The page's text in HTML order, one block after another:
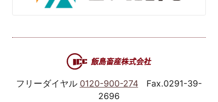
フリーダイヤル 0120-900-274
Fax.0291-39-
2696